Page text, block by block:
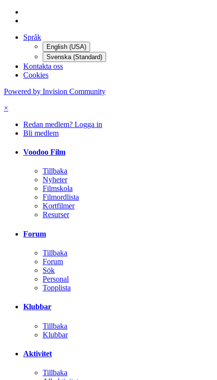
Språk
English (USA)
Svenska (Standard)
Kontakta oss
Cookies
Powered by Invision Community
×
Redan medlem? Logga in
Bli medlem
Voodoo Film
Tillbaka
Nyheter
Filmskola
Filmordlista
Kortfilmer
Resurser
Forum
Tillbaka
Forum
Sök
Personal
Topplista
Klubbar
Tillbaka
Klubbar
Aktivitet
Tillbaka